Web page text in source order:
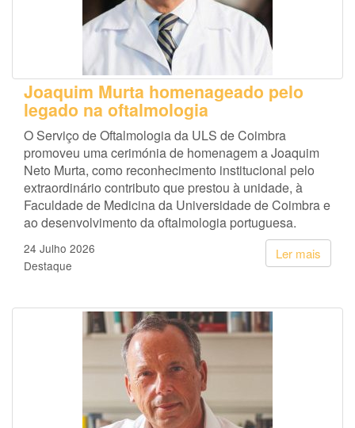
Joaquim Murta homenageado pelo
legado na oftalmologia
O Serviço de Oftalmologia da ULS de Coimbra
promoveu uma cerimónia de homenagem a Joaquim
Neto Murta, como reconhecimento institucional pelo
extraordinário contributo que prestou à unidade, à
Faculdade de Medicina da Universidade de Coimbra e
ao desenvolvimento da oftalmologia portuguesa.
Ler mais
24 Julho 2026
Destaque